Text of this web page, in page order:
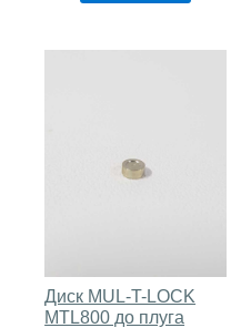
Диск MUL-T-LOCK
MTL800 до плуга